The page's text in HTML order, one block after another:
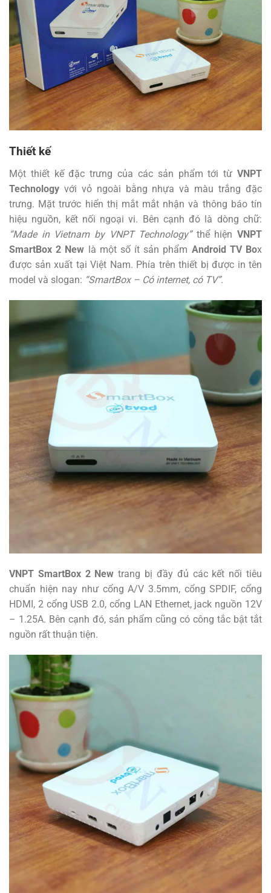
Thiết kế
Một thiết kế đặc trưng của các sản phẩm tới từ VNPT
Technology với vỏ ngoài bằng nhựa và màu trắng đặc
trưng. Mặt trước hiển thị mắt mắt nhận và thông báo tín
hiệu nguồn, kết nối ngoại vi. Bên cạnh đó là dòng chữ:
“Made in Vietnam by VNPT Technology”thể hiện VNPT
SmartBox 2 New là một số ít sản phẩm Android TV Box
được sản xuất tại Việt Nam. Phía trên thiết bị được in tên
model và slogan: “SmartBox – Có internet, có TV”.
VNPT SmartBox 2 New trang bị đầy đủ các kết nối tiêu
chuẩn hiện nay như cổng A/V 3.5mm, cổng SPDIF, cổng
HDMI, 2 cổng USB 2.0, cổng LAN Ethernet, jack nguồn 12V
– 1.25A. Bên cạnh đó, sản phẩm cũng có công tắc bật tắt
nguồn rất thuận tiện.